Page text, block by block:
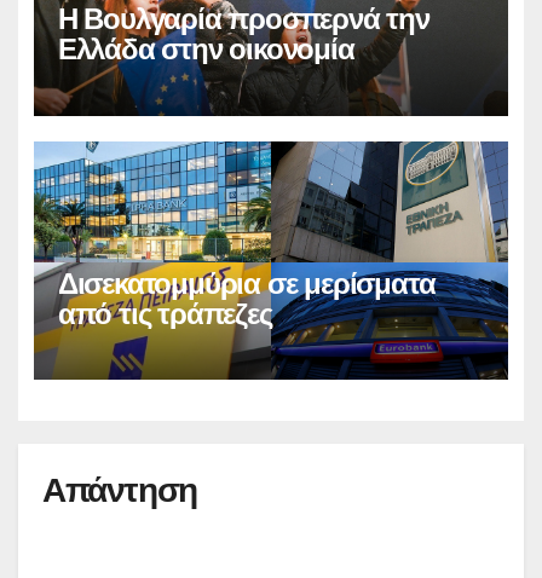
Η Βουλγαρία προσπερνά την
Ελλάδα στην οικονομία
Δισεκατομμύρια σε μερίσματα
από τις τράπεζες
Απάντηση